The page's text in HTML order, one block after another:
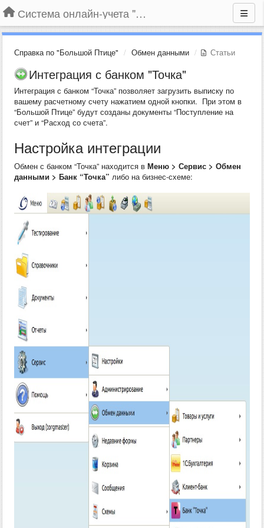
Система онлайн-учета "Большая Птица"
Справка по "Большой Птице" Обмен данными Статьи
Интеграция с банком "Точка"
Интеграция с банком “Точка” позволяет загрузить выписку по
вашему расчетному счету нажатием одной кнопки. При этом в
“Большой Птице” будут созданы документы “Поступление на
счет” и “Расход со счета”.
Настройка интеграции
Обмен с банком “Точка” находится в Меню > Сервис > Обмен
данными > Банк “Точка” либо на бизнес-схеме: